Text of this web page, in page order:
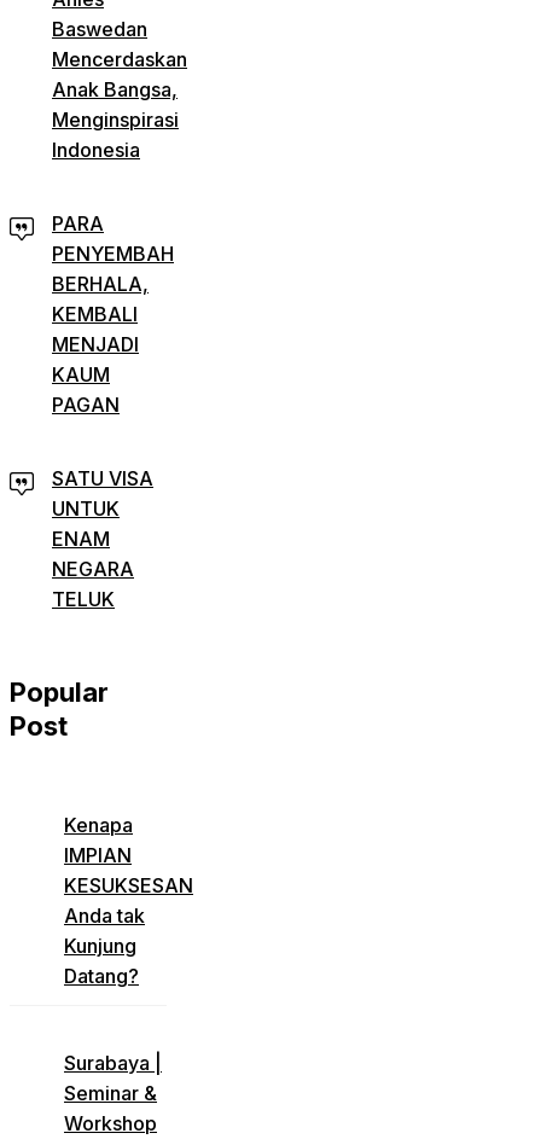
Baswedan
Mencerdaskan
Anak Bangsa,
Menginspirasi
Indonesia
PARA
PENYEMBAH
BERHALA,
KEMBALI
MENJADI
KAUM
PAGAN
SATU VISA
UNTUK
ENAM
NEGARA
TELUK
Popular
Post
​Kenapa
IMPIAN
KESUKSESAN
Anda tak
Kunjung
Datang?
​Surabaya |
Seminar &
Workshop